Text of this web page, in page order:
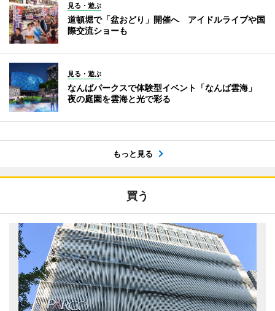
見る・遊ぶ
道頓堀で「盆おどり」開催へ アイドルライブや国
際交流ショーも
見る・遊ぶ
なんばパークスで体験型イベント「なんば雲海」
夜の庭園を雲海と光で彩る
もっと見る
買う